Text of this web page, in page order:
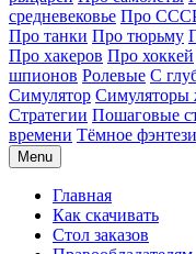
средневековье Про
Про танки Про тюрьму
Про хакеров Про хоккей
шпионов Ролевые С
Симулятор Симуляторы
Стратегии Пошаговые
времени Тёмное фэнтези
Menu
Главная
Как скачивать
Стол заказов